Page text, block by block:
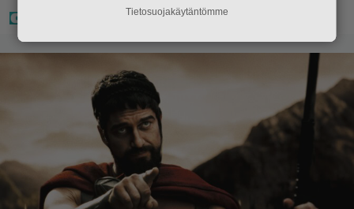
Tietosuojakäytäntömme